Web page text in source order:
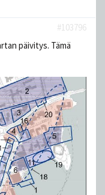
#103796
päivitys. Tämä